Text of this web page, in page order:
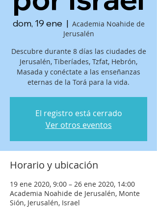
dom, 19 ene
  |
Academia Noahide de
Jerusalén
Descubre durante 8 días las ciudades de
Jerusalén, Tiberíades, Tzfat, Hebrón,
Masada y conéctate a las enseñanzas
eternas de la Torá para la vida.
El registro está cerrado
Ver otros eventos
Horario y ubicación
19 ene 2020, 9:00 – 26 ene 2020, 14:00
Academia Noahide de Jerusalén, Monte
Sión, Jerusalén, Israel